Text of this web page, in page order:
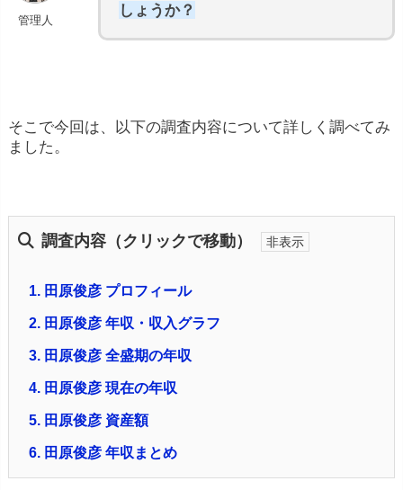
管理人
しょうか？
そこで今回は、以下の調査内容について詳しく調べてみ
ました。
調査内容（クリックで移動）
1. 田原俊彦 プロフィール
2. 田原俊彦 年収・収入グラフ
3. 田原俊彦 全盛期の年収
4. 田原俊彦 現在の年収
5. 田原俊彦 資産額
6. 田原俊彦 年収まとめ